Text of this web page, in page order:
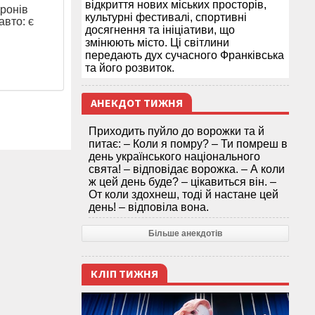
є
відкриття нових міських просторів,
культурні фестивалі, спортивні
досягнення та ініціативи, що
змінюють місто. Ці світлини
передають дух сучасного Франківська
та його розвиток.
АНЕКДОТ ТИЖНЯ
Приходить пуйло до ворожки та й
питає: – Коли я помру? – Ти помреш в
день українського національного
свята! – відповідає ворожка. – А коли
ж цей день буде? – цікавиться він. –
От коли здохнеш, тоді й настане цей
день! – відповіла вона.
Більше анекдотів
КЛІП ТИЖНЯ